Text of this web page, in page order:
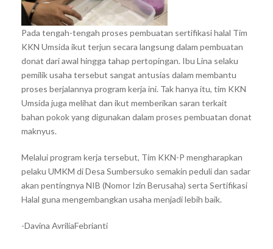
Pada tengah-tengah proses pembuatan sertifikasi halal Tim
KKN Umsida ikut terjun secara langsung dalam pembuatan
donat dari awal hingga tahap pertopingan. Ibu Lina selaku
pemilik usaha tersebut sangat antusias dalam membantu
proses berjalannya program kerja ini. Tak hanya itu, tim KKN
Umsida juga melihat dan ikut memberikan saran terkait
bahan pokok yang digunakan dalam proses pembuatan donat
maknyus.
Melalui program kerja tersebut, Tim KKN-P mengharapkan
pelaku UMKM di Desa Sumbersuko semakin peduli dan sadar
akan pentingnya NIB (Nomor Izin Berusaha) serta Sertifikasi
Halal guna mengembangkan usaha menjadi lebih baik.
-Davina AvriliaFebrianti